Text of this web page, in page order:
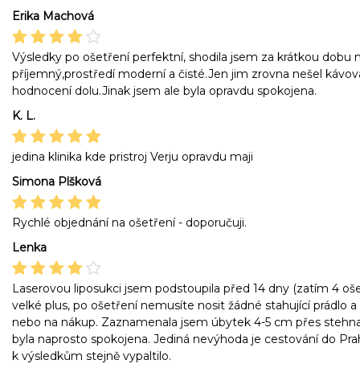
Erika Machová
Výsledky po ošetření perfektní, shodila jsem za krátkou dobu
příjemný,prostředí moderní a čisté.Jen jim zrovna nešel
hodnocení dolu.Jinak jsem ale byla opravdu spokojena.
K. L.
jedina klinika kde pristroj Verju opravdu maji
Simona Plšková
Rychlé objednání na ošetření - doporučuji.
Lenka
Laserovou liposukci jsem podstoupila před 14 dny (zatím 4
velké plus, po ošetření nemusíte nosit žádné stahující prádlo
nebo na nákup. Zaznamenala jsem úbytek 4-5 cm přes
byla naprosto spokojena. Jediná nevýhoda je cestování do
k výsledkům stejně vypaltilo.